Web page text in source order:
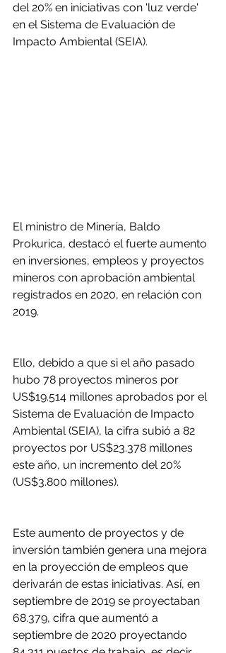
del 20% en iniciativas con 'luz verde'
en el Sistema de Evaluación de
Impacto Ambiental (SEIA).
El ministro de Minería, Baldo
Prokurica, destacó el fuerte aumento
en inversiones, empleos y proyectos
mineros con aprobación ambiental
registrados en 2020, en relación con
2019.
Ello, debido a que si el año pasado
hubo 78 proyectos mineros por
US$19.514 millones aprobados por el
Sistema de Evaluación de Impacto
Ambiental (SEIA), la cifra subió a 82
proyectos por US$23.378 millones
este año, un incremento del 20%
(US$3.800 millones).
Este aumento de proyectos y de
inversión también genera una mejora
en la proyección de empleos que
derivarán de estas iniciativas. Así, en
septiembre de 2019 se proyectaban
68.379, cifra que aumentó a
septiembre de 2020 proyectando